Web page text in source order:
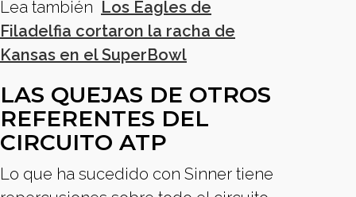
Lea también Los Eagles de
Filadelfia cortaron la racha de
Kansas en el SuperBowl
LAS QUEJAS DE OTROS
REFERENTES DEL
CIRCUITO ATP
Lo que ha sucedido con Sinner tiene